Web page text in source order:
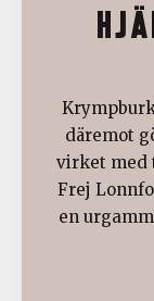
däremot
virket med
Frej
en